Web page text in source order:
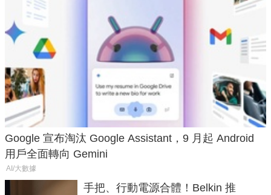
Google 宣布淘汰 Google Assistant，9 月起 Android
用戶全面轉向 Gemini
AI/大數據
手把、行動電源合體！Belkin 推